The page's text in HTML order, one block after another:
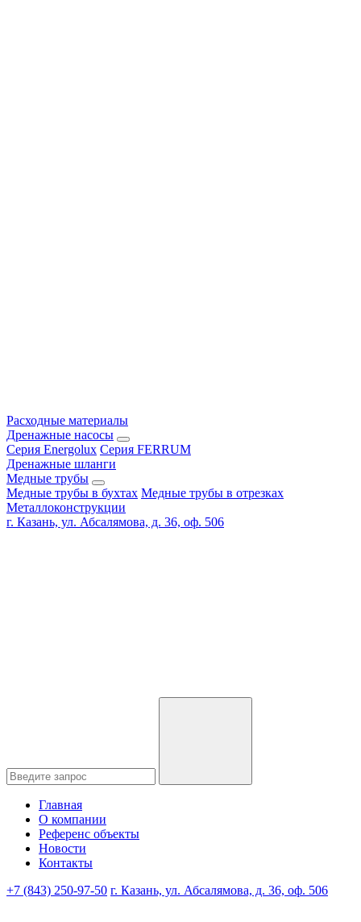
Расходные материалы
Дренажные насосы
Серия Energolux Серия FERRUM
Дренажные шланги
Медные трубы
Медные трубы в бухтах Медные трубы в отрезках
Металлоконструкции
г. Казань, ул. Абсалямова, д. 36, оф. 506
Главная
О компании
Референс объекты
Новости
Контакты
+7 (843) 250-97-50 г. Казань, ул. Абсалямова, д. 36, оф. 506